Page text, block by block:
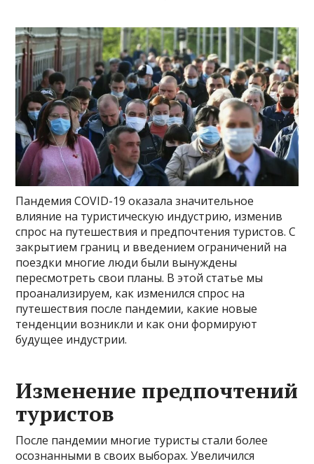
Пандемия COVID-19 оказала значительное
влияние на туристическую индустрию, изменив
спрос на путешествия и предпочтения туристов. С
закрытием границ и введением ограничений на
поездки многие люди были вынуждены
пересмотреть свои планы. В этой статье мы
проанализируем, как изменился спрос на
путешествия после пандемии, какие новые
тенденции возникли и как они формируют
будущее индустрии.
Изменение предпочтений
туристов
После пандемии многие туристы стали более
осознанными в своих выборах. Увеличился